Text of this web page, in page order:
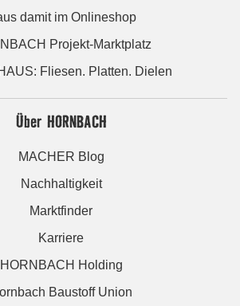
damit im Onlineshop
Projekt-Marktplatz
Fliesen. Platten. Dielen
Über HORNBACH
MACHER Blog
Nachhaltigkeit
Marktfinder
Karriere
HORNBACH Holding
Baustoff Union